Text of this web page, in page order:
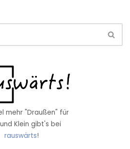
mehr "Draußen" für
Klein gibt's bei
rauswärts!